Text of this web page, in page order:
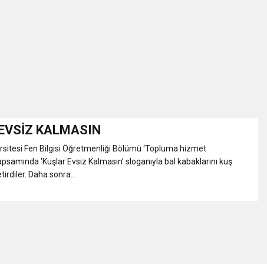
“Amasya’nın Gururları: Dereceye Giren Öğrenciler İçin Anlamlı Tören”
Festivali
listesi
KALMASIN
Fen Bilgisi Öğretmenliği Bölümü ‘Topluma hizmet
‘Kuşlar Evsiz Kalmasın’ sloganıyla bal kabaklarını kuş
Daha sonra...